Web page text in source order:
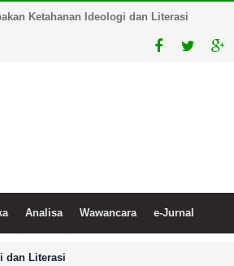
Ketahanan Ideologi dan Literasi
Analisa Wawancara e-Jurnal
dan Literasi